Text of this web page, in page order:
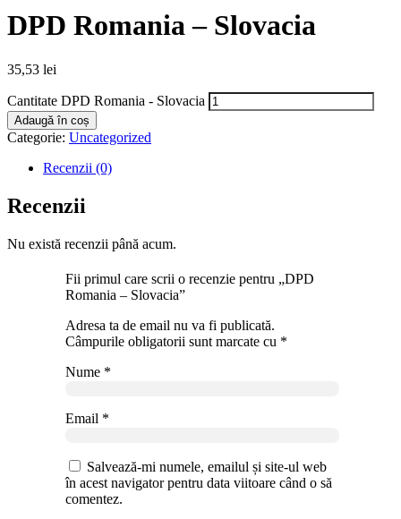
DPD Romania – Slovacia
35,53 lei
Cantitate DPD Romania - Slovacia
Adaugă în coș
Categorie: Uncategorized
Recenzii (0)
Recenzii
Nu există recenzii până acum.
Fii primul care scrii o recenzie pentru „DPD
Romania – Slovacia”
Adresa ta de email nu va fi publicată.
Câmpurile obligatorii sunt marcate cu *
Nume *
Email *
Salvează-mi numele, emailul și site-ul web
în acest navigator pentru data viitoare când o să
comentez.